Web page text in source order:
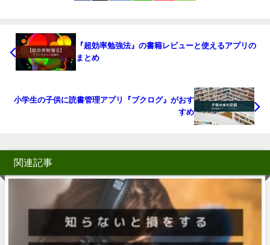
『超効率勉強法』の書籍レビューと使えるアプリの
まとめ
小学生の子供に読書管理アプリ『ブクログ』がおす
すめ
関連記事